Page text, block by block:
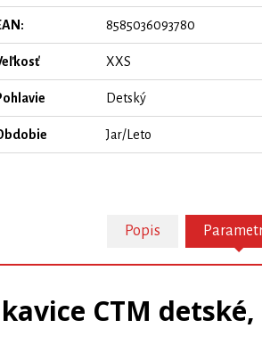
8585036093780
XXS
Detský
Jar/Leto
Popis
CTM detské,